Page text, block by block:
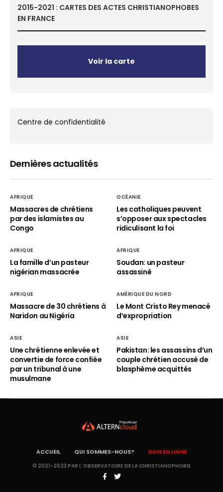
2015-2021 : CARTES DES ACTES CHRISTIANOPHOBES
EN FRANCE
Voir la carte
Centre de confidentialité
Dernières actualités
AFRIQUE
Massacres de chrétiens
par des islamistes au
Congo
OCÉANIE
Les catholiques peuvent
s’opposer aux spectacles
ridiculisant la foi
AFRIQUE
La famille d’un pasteur
nigérian massacrée
AFRIQUE
Soudan: un pasteur
assassiné
AFRIQUE
Massacre de 30 chrétiens à
Naridon au Nigéria
AMÉRIQUE DU NORD
Le Mont Cristo Rey menacé
d’expropriation
ASIE
Une chrétienne enlevée et
convertie de force confiée
par un tribunal à une
musulmane
ASIE
Pakistan: les assassins d’un
couple chrétien accusé de
blasphème acquittés
ACCUEIL QUI SOMMES-NOUS? DON EN LIGNE
© 2021-2023 PAR L'OBSERVATOIRE DE LA CHRISTIANOPHOBIE